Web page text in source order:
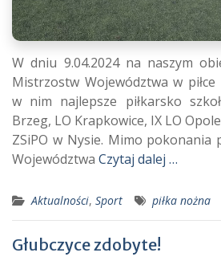
W dniu 9.04.2024 na naszym
Mistrzostw Województwa w piłce
w nim najlepsze piłkarsko
Brzeg, LO Krapkowice, IX LO
ZSiPO w Nysie. Mimo pokonania
Województwa Czytaj dalej …
Aktualności, Sport piłka nożna
Głubczyce zdobyte!